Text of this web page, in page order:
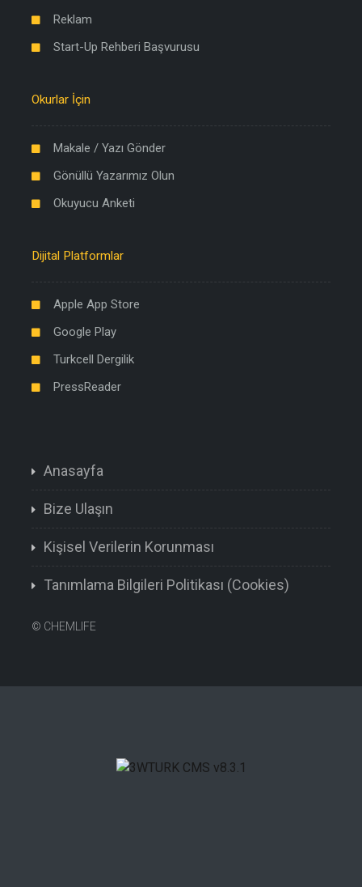
Reklam
Start-Up Rehberi Başvurusu
Okurlar İçin
Makale / Yazı Gönder
Gönüllü Yazarımız Olun
Okuyucu Anketi
Dijital Platformlar
Apple App Store
Google Play
Turkcell Dergilik
PressReader
Anasayfa
Bize Ulaşın
Kişisel Verilerin Korunması
Tanımlama Bilgileri Politikası (Cookies)
© CHEMLIFE